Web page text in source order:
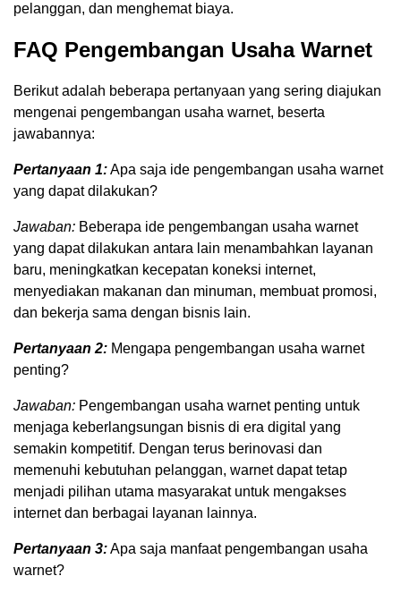
pelanggan, dan menghemat biaya.
FAQ Pengembangan Usaha Warnet
Berikut adalah beberapa pertanyaan yang sering diajukan
mengenai pengembangan usaha warnet, beserta
jawabannya:
Pertanyaan 1:Apa saja ide pengembangan usaha warnet
yang dapat dilakukan?
Jawaban: Beberapa ide pengembangan usaha warnet
yang dapat dilakukan antara lain menambahkan layanan
baru, meningkatkan kecepatan koneksi internet,
menyediakan makanan dan minuman, membuat promosi,
dan bekerja sama dengan bisnis lain.
Pertanyaan 2: Mengapa pengembangan usaha warnet
penting?
Jawaban: Pengembangan usaha warnet penting untuk
menjaga keberlangsungan bisnis di era digital yang
semakin kompetitif. Dengan terus berinovasi dan
memenuhi kebutuhan pelanggan, warnet dapat tetap
menjadi pilihan utama masyarakat untuk mengakses
internet dan berbagai layanan lainnya.
Pertanyaan 3:Apa saja manfaat pengembangan usaha
warnet?